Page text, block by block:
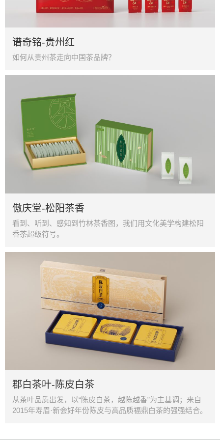
谱奇铭-贵州红
如何从贵州茶走向中国茶品牌？
傲庆堂-松阳茶香
看到、听到、感知到竹林茶香图，我们用文化美学构建松阳
香茶超级符号。
郡白茶叶-陈皮白茶
从茶叶品质出发，以“陈皮白茶，越陈越香”为主基调；来自
2015年寿眉·新会好年份陈皮与高品质福鼎白茶的强强结合。